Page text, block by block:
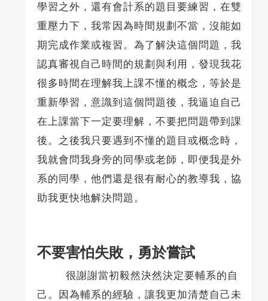
學習之外，還有會計系的題目要練習，在雙
重壓力下，我常因為時間規劃不當，沒能如
期完成作業或複習。為了解決這個問題，我
認真審視自己時間的規劃與利用，發現我花
很多時間在理解我上課不懂的概念，等於是
重新學習，意識到這個問題後，我逼迫自己
在上課當下一定要理解，不要把問題帶到課
後。之後我只要遇到不懂的題目或概念時，
我就會問我身旁的同學或老師，即便我是外
系的同學，他們還是很有耐心的教導我，協
助我更快地解決問題。
不要害怕失敗，勇於嘗試
很謝謝當初毅然決然決定要輔系的自
己。因為輔系的經驗，讓我更加清楚自己未